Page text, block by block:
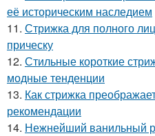
её историческим наследием
11. Стрижка для полного
прическу
12. Стильные короткие
модные тенденции
13. Как стрижка
рекомендации
14. Нежнейший ванильный